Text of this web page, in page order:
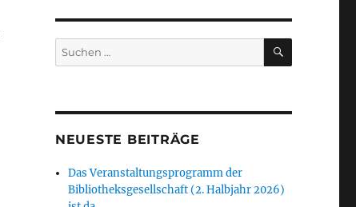
Suchen
nach:
SUCHEN
NEUESTE BEITRÄGE
Das Veranstaltungsprogramm der
Bibliotheksgesellschaft (2. Halbjahr 2026)